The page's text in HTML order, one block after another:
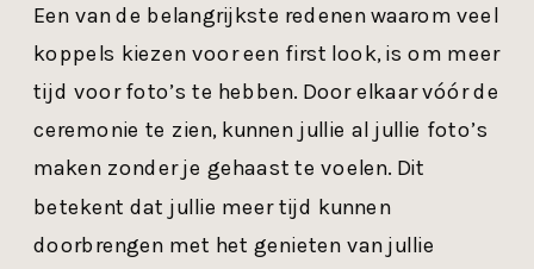
Een van de belangrijkste redenen waarom veel
koppels kiezen voor een first look, is om meer
tijd voor foto’s te hebben. Door elkaar vóór de
ceremonie te zien, kunnen jullie al jullie foto’s
maken zonder je gehaast te voelen. Dit
betekent dat jullie meer tijd kunnen
doorbrengen met het genieten van jullie